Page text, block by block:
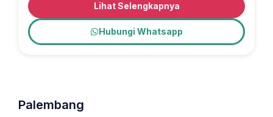
Lihat Selengkapnya
Hubungi Whatsapp
Palembang